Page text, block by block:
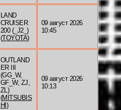
LAND
CRUISER
200 (_J2_)
(TOYOTA)
09 август 2026
10:45
OUTLAND
ER III
(GG_W,
GF_W, ZJ,
ZL)
(MITSUBIS
HI )
09 август 2026
10:13